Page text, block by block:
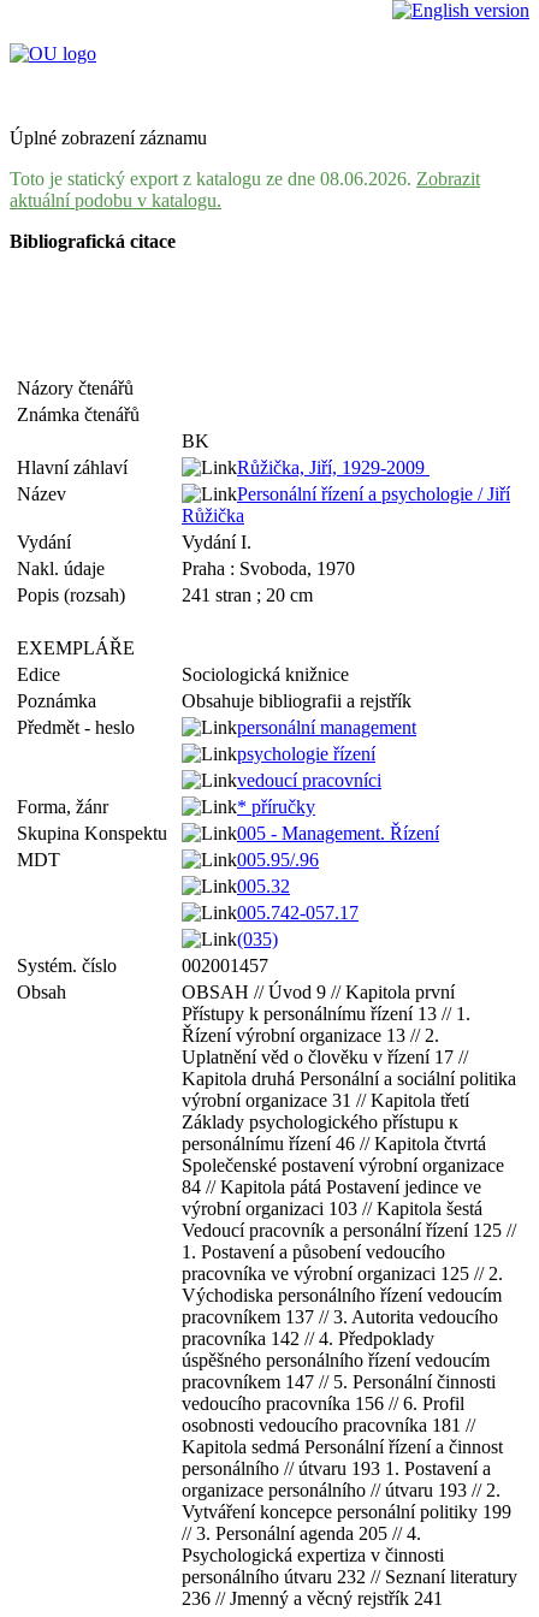
Úplné zobrazení záznamu
Toto je statický export z katalogu ze dne 08.06.2026. Zobrazit
aktuální podobu v katalogu.
Bibliografická citace
Názory čtenářů
Známka čtenářů
BK
Hlavní záhlaví
Růžička, Jiří, 1929-2009
Název
Personální řízení a psychologie / Jiří
Růžička
Vydání
Vydání I.
Nakl. údaje
Praha : Svoboda, 1970
Popis (rozsah)
241 stran ; 20 cm
EXEMPLÁŘE
Edice
Sociologická knižnice
Poznámka
Obsahuje bibliografii a rejstřík
Předmět - heslo
personální management
psychologie řízení
vedoucí pracovníci
Forma, žánr
* příručky
Skupina Konspektu
005 - Management. Řízení
MDT
005.95/.96
005.32
005.742-057.17
(035)
Systém. číslo
002001457
Obsah
OBSAH // Úvod 9 // Kapitola první
Přístupy k personálnímu řízení 13 // 1.
Řízení výrobní organizace 13 // 2.
Uplatnění věd o člověku v řízení 17 //
Kapitola druhá Personální a sociální politika
výrobní organizace 31 // Kapitola třetí
Základy psychologického přístupu к
personálnímu řízení 46 // Kapitola čtvrtá
Společenské postavení výrobní organizace
84 // Kapitola pátá Postavení jedince ve
výrobní organizaci 103 // Kapitola šestá
Vedoucí pracovník a personální řízení 125 //
1. Postavení a působení vedoucího
pracovníka ve výrobní organizaci 125 // 2.
Východiska personálního řízení vedoucím
pracovníkem 137 // 3. Autorita vedoucího
pracovníka 142 // 4. Předpoklady
úspěšného personálního řízení vedoucím
pracovníkem 147 // 5. Personální činnosti
vedoucího pracovníka 156 // 6. Profil
osobnosti vedoucího pracovníka 181 //
Kapitola sedmá Personální řízení a činnost
personálního // útvaru 193 1. Postavení a
organizace personálního // útvaru 193 // 2.
Vytváření koncepce personální politiky 199
// 3. Personální agenda 205 // 4.
Psychologická expertiza v činnosti
personálního útvaru 232 // Seznaní literatury
236 // Jmenný a věcný rejstřík 241